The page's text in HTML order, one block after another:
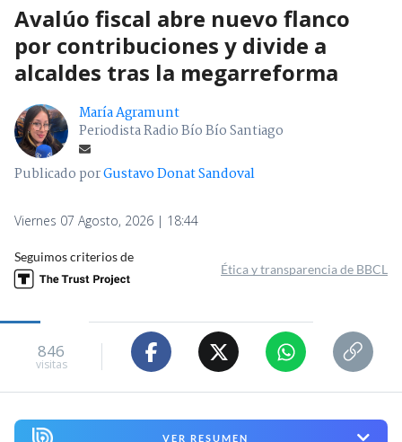
Avalúo fiscal abre nuevo flanco
por contribuciones y divide a
alcaldes tras la megarreforma
María Agramunt
Periodista Radio Bío Bío Santiago
Publicado porGustavo Donat Sandoval
Viernes 07 Agosto, 2026 | 18:44
Seguimos criterios de
Ética y transparencia de BBCL
846
visitas
VER RESUMEN